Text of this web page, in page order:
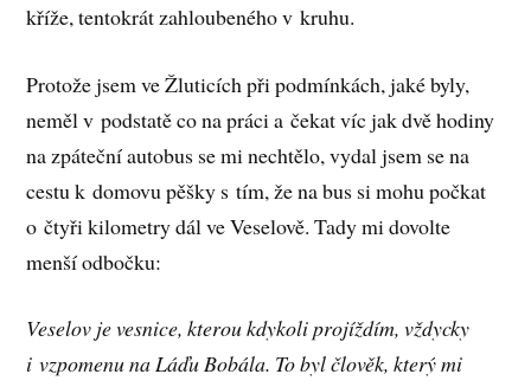
kříže, tentokrát zahloubeného v kruhu.
Protože jsem ve Žluticích při podmínkách, jaké byly,
neměl v podstatě co na práci a čekat víc jak dvě hodiny
na zpáteční autobus se mi nechtělo, vydal jsem se na
cestu k domovu pěšky s tím, že na bus si mohu počkat
o čtyři kilometry dál ve Veselově. Tady mi dovolte
menší odbočku:
Veselov je vesnice, kterou kdykoli projíždím, vždycky
i vzpomenu na Láďu Bobála. To byl člověk, který mi